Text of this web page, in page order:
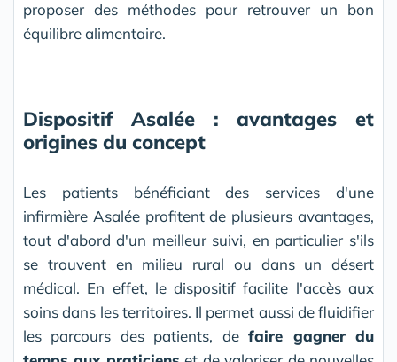
proposer des méthodes pour retrouver un bon
équilibre alimentaire.
Dispositif Asalée : avantages et
origines du concept
Les patients bénéficiant des services d'une
infirmière Asalée profitent de plusieurs avantages,
tout d'abord d'un meilleur suivi, en particulier s'ils
se trouvent en milieu rural ou dans un désert
médical. En effet, le dispositif facilite l'accès aux
soins dans les territoires. Il permet aussi de fluidifier
les parcours des patients, defaire gagner du